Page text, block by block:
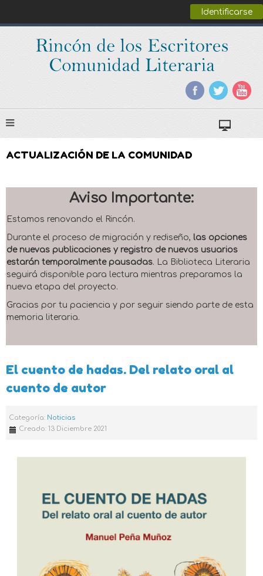
Identificarse
ACTUALIZACIÓN DE LA COMUNIDAD
Aviso Importante:
Estamos renovando el Rincón.
Durante el proceso de migración y rediseño, las opciones
de nuevas publicaciones y registro de nuevos usuarios
estarán temporalmente pausadas. La Biblioteca Literaria
seguirá disponible para lectura mientras preparamos la
nueva etapa del proyecto.
Gracias por tu paciencia y por seguir siendo parte de esta
memoria literaria.
El cuento de hadas. Del relato oral al
cuento de autor
Categoría: Noticias
Creado: 13 Diciembre 2021